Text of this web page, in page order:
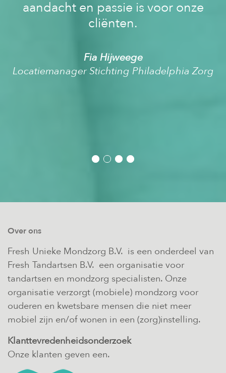
aandacht en passie is voor onze
cliënten.
Fia Hijweege
Locatiemanager Stichting Philadelphia Zorg
Over ons
Fresh Unieke Mondzorg B.V. is een onderdeel van
Fresh Tandartsen B.V. een organisatie voor
tandartsen en mondzorg specialisten. Onze
organisatie verzorgt (mobiele) mondzorg voor
ouderen en kwetsbare mensen die niet meer
mobiel zijn en/of wonen in een (zorg)instelling.
Klanttevredenheidsonderzoek
Onze klanten geven een.